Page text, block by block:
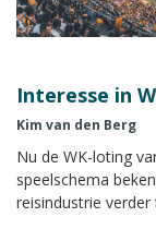
Interesse in
Kim van den Berg
Nu de WK-loting
speelschema
reisindustrie